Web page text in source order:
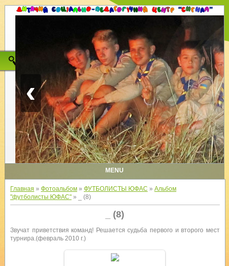
‹
MENU
Главная » Фотоальбом» ФУТБОЛИСТЫ ЮФАС » Альбом
"футболисты ЮФАС"» _ (8)
_ (8)
Звучат приветствия команд! Решается судьба первого и второго мест
турнира.(февраль 2010 г.)